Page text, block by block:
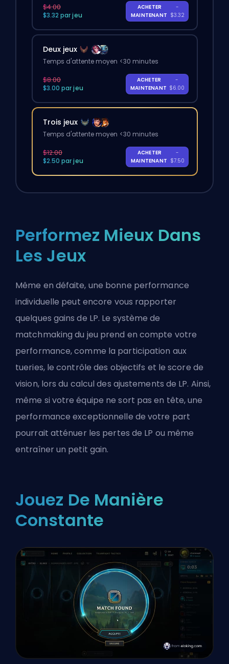
$4.00
$3.32 par jeu
ACHETER
MAINTENANT
-
$3.32
Deux jeux
Temps d'attente moyen <30 minutes
$8.00
$3.00 par jeu
ACHETER
MAINTENANT
-
$6.00
Trois jeux
Temps d'attente moyen <30 minutes
$12.00
$2.50 par jeu
ACHETER
MAINTENANT
-
$7.50
Performez Mieux Dans
Les Jeux
Même en défaite, une bonne performance
individuelle peut encore vous rapporter
quelques gains de LP. Le système de
matchmaking du jeu prend en compte votre
performance, comme la participation aux
tueries, le contrôle des objectifs et le score de
vision, lors du calcul des ajustements de LP. Ainsi,
même si votre équipe ne sort pas en tête, une
performance exceptionnelle de votre part
pourrait atténuer les pertes de LP ou même
entraîner un petit gain.
Jouez De Manière
Constante